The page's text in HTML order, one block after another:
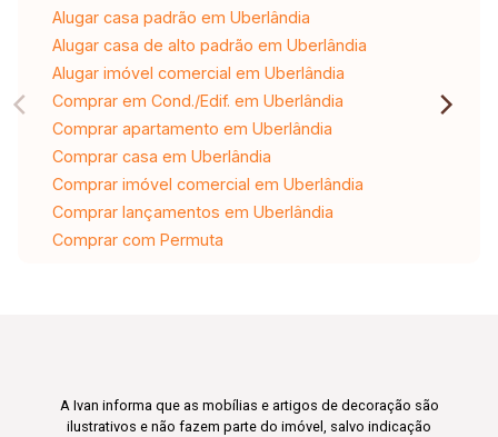
Alugar casa padrão em Uberlândia
Alugar casa de alto padrão em Uberlândia
Alugar imóvel comercial em Uberlândia
Comprar em Cond./Edif. em Uberlândia
Comprar apartamento em Uberlândia
Comprar casa em Uberlândia
Comprar imóvel comercial em Uberlândia
Comprar lançamentos em Uberlândia
Comprar com Permuta
A Ivan informa que as mobílias e artigos de decoração são
ilustrativos e não fazem parte do imóvel, salvo indicação